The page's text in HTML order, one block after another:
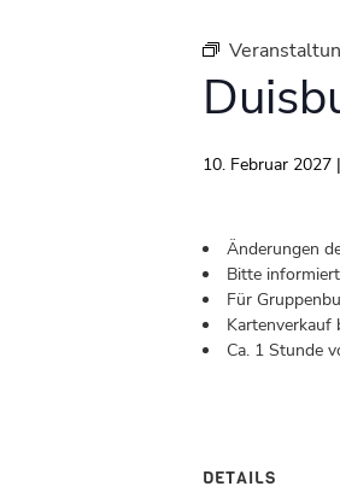
10. Februar 2027
Änderungen
Bitte
Für
Kartenverkauf
Ca. 1 Stunde
DETAILS